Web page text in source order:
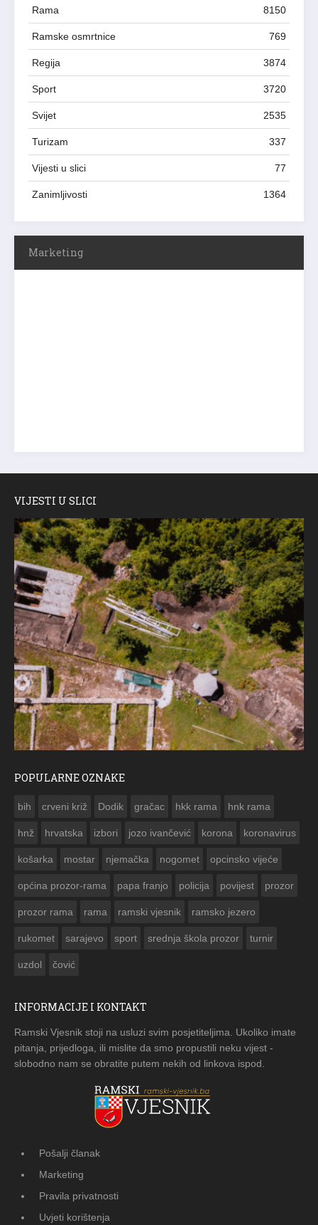
Rama 8150
Ramske osmrtnice 769
Regija 3874
Sport 3720
Svijet 2535
Turizam 337
Vijesti u slici 77
Zanimljivosti 1364
Marketing
VIJESTI U SLICI
POPULARNE OZNAKE
bih crveni križ Dodik gračac hkk rama hnk rama
hnž hrvatska izbori jozo ivančević korona koronavirus
košarka mostar njemačka nogomet opcinsko vijeće
općina prozor-rama papa franjo policija povijest prozor
prozor rama rama ramski vjesnik ramsko jezero
rukomet sarajevo sport srednja škola prozor turnir
uzdol čović
INFORMACIJE I KONTAKT
Ramski Vjesnik stoji na usluzi svim posjetiteljima. Ukoliko imate
pitanja, prijedloga, ili mislite da smo propustili neku vijest -
slobodno nam se obratite putem nekih od linkova ispod.
Pošalji članak
Marketing
Pravila privatnosti
Uvjeti korištenja